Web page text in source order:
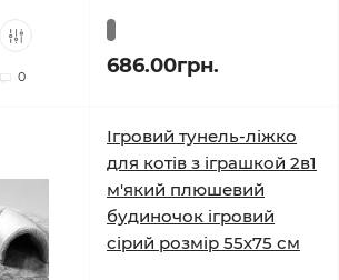
0 686.00грн.
Ігровий тунель-ліжко
для котів з іграшкой 2в1
м'який плюшевий
будиночок ігровий
сірий розмір 55х75 см